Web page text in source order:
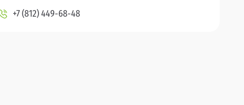
+7 (812) 449-68-48